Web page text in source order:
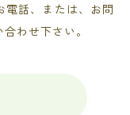
電話、または、お問
わせ下さい。